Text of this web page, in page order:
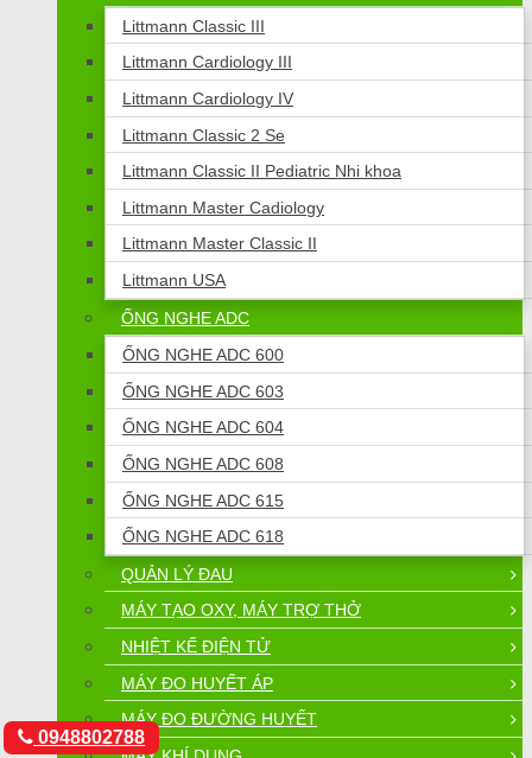
Littmann Classic III
Littmann Cardiology III
Littmann Cardiology IV
Littmann Classic 2 Se
Littmann Classic II Pediatric Nhi khoa
Littmann Master Cadiology
Littmann Master Classic II
Littmann USA
ỐNG NGHE ADC
ỐNG NGHE ADC 600
ỐNG NGHE ADC 603
ỐNG NGHE ADC 604
ỐNG NGHE ADC 608
ỐNG NGHE ADC 615
ỐNG NGHE ADC 618
QUẢN LÝ ĐAU
MÁY TẠO OXY, MÁY TRỢ THỞ
NHIỆT KẾ ĐIỆN TỬ
MÁY ĐO HUYẾT ÁP
MÁY ĐO ĐƯỜNG HUYẾT
0948802788